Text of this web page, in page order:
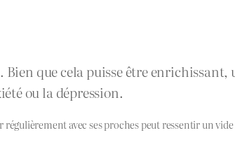
que cela puisse être
ou la dépression.
avec ses proches peut ressentir un